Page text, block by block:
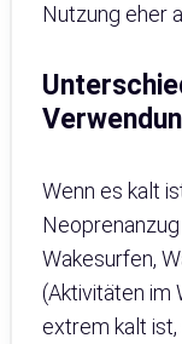
Nutzung eher
Wenn es kalt
Wakesurfen,
(Aktivitäten im
extrem kalt